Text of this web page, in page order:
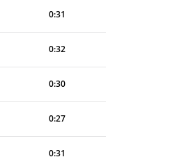
0:31
0:32
0:30
0:27
0:31